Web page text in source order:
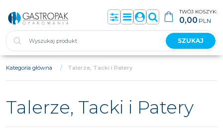
PanelMenuPanelSzukaj
SZUKAJ
TWÓJ KOSZYK:
0,00 PLN
Kategoria główna / Talerze, Tacki i Patery
Talerze, Tacki i Patery